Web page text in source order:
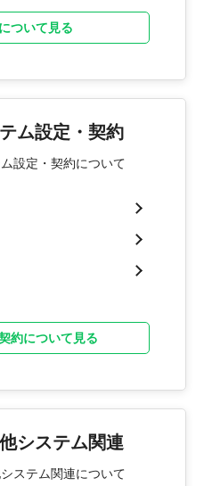
ついて見る
ム設定・契約
設定・契約について
約について見る
システム関連
ステム関連について